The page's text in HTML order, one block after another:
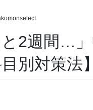
と2週間…
別対策法】